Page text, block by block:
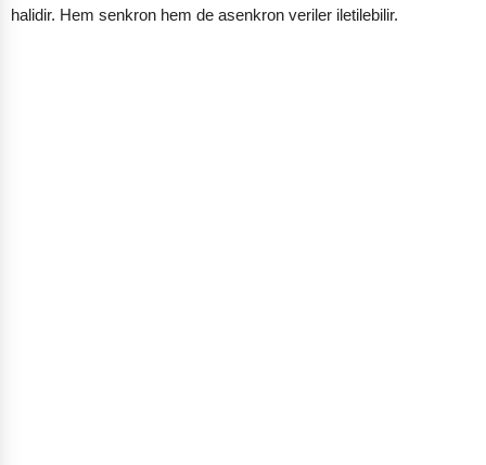
halidir. Hem senkron hem de asenkron veriler iletilebilir.